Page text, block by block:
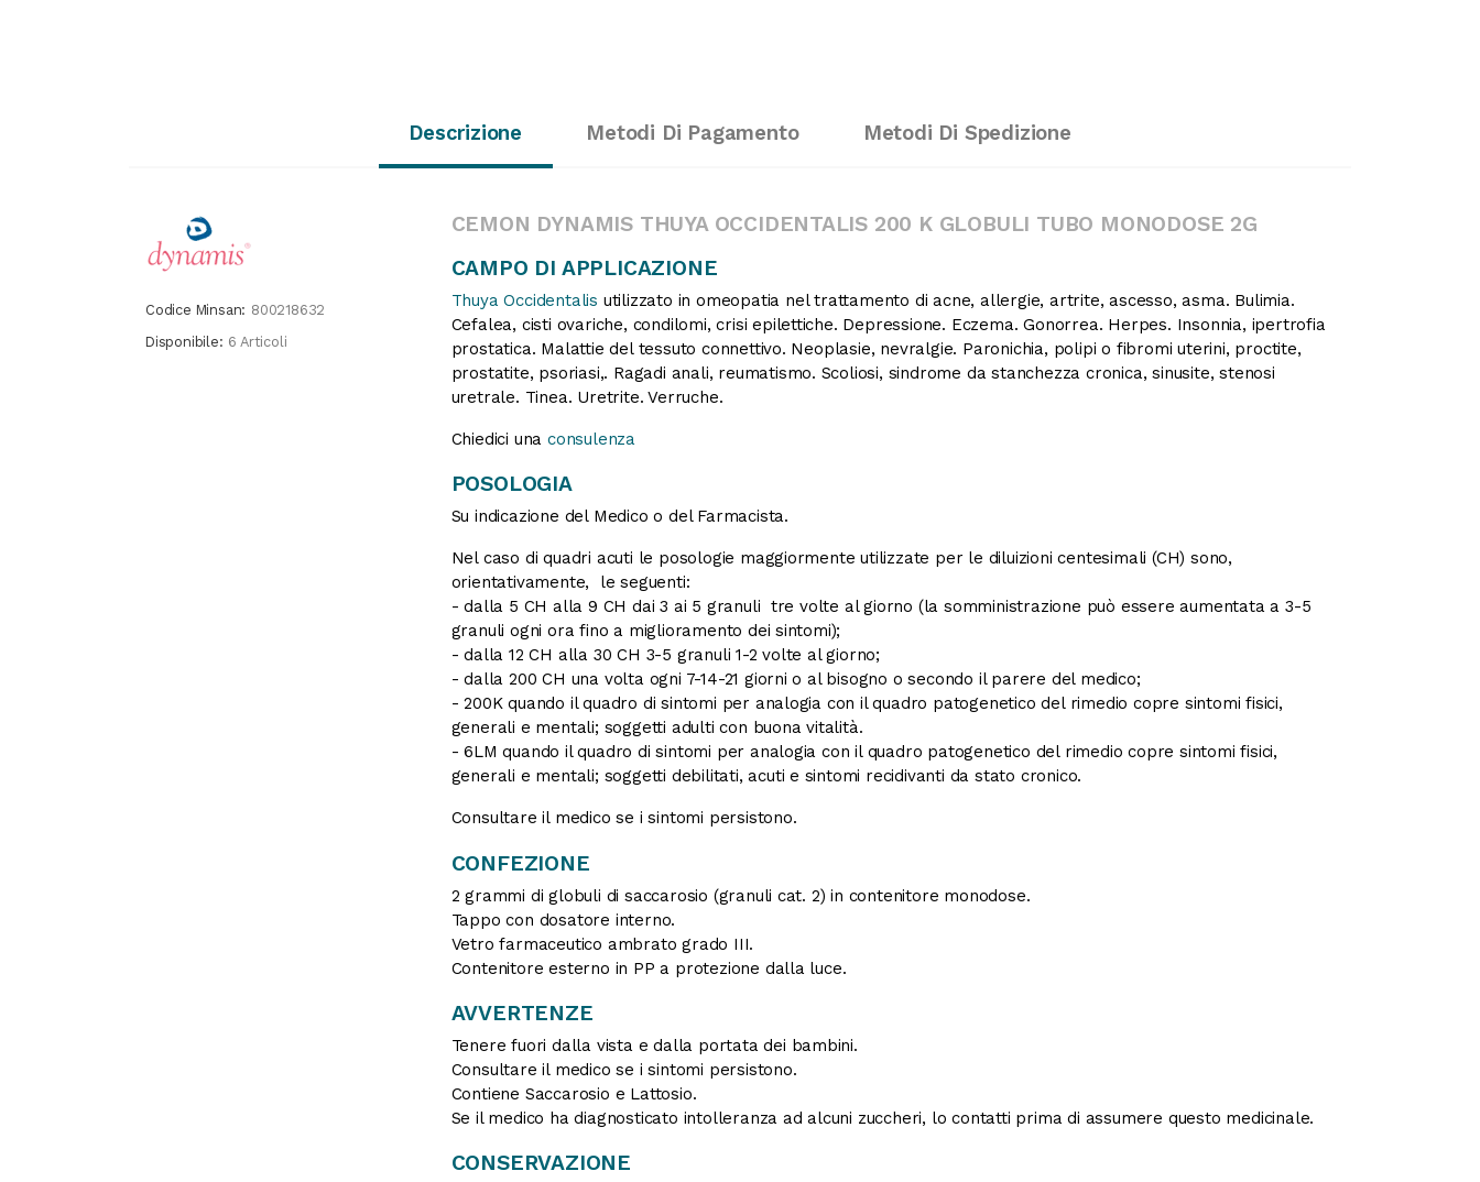
Descrizione Metodi Di Pagamento Metodi Di Spedizione
Codice Minsan: 800218632
Disponibile: 6 Articoli
CEMON DYNAMIS THUYA OCCIDENTALIS 200 K GLOBULI TUBO MONODOSE 2G
CAMPO DI APPLICAZIONE
Thuya Occidentalis utilizzato in omeopatia nel trattamento di acne, allergie, artrite, ascesso, asma. Bulimia.
Cefalea, cisti ovariche, condilomi, crisi epilettiche. Depressione. Eczema. Gonorrea. Herpes. Insonnia, ipertrofia
prostatica. Malattie del tessuto connettivo. Neoplasie, nevralgie. Paronichia, polipi o fibromi uterini, proctite,
prostatite, psoriasi,. Ragadi anali, reumatismo. Scoliosi, sindrome da stanchezza cronica, sinusite, stenosi
uretrale. Tinea. Uretrite. Verruche.
Chiedici una consulenza
POSOLOGIA
Su indicazione del Medico o del Farmacista.
Nel caso di quadri acuti le posologie maggiormente utilizzate per le diluizioni centesimali (CH) sono,
orientativamente, le seguenti:
- dalla 5 CH alla 9 CH dai 3 ai 5 granuli tre volte al giorno (la somministrazione può essere aumentata a 3-5
granuli ogni ora fino a miglioramento dei sintomi);
- dalla 12 CH alla 30 CH 3-5 granuli 1-2 volte al giorno;
- dalla 200 CH una volta ogni 7-14-21 giorni o al bisogno o secondo il parere del medico;
- 200K quando il quadro di sintomi per analogia con il quadro patogenetico del rimedio copre sintomi fisici,
generali e mentali; soggetti adulti con buona vitalità.
- 6LM quando il quadro di sintomi per analogia con il quadro patogenetico del rimedio copre sintomi fisici,
generali e mentali; soggetti debilitati, acuti e sintomi recidivanti da stato cronico.
Consultare il medico se i sintomi persistono.
CONFEZIONE
2 grammi di globuli di saccarosio (granuli cat. 2) in contenitore monodose.
Tappo con dosatore interno.
Vetro farmaceutico ambrato grado III.
Contenitore esterno in PP a protezione dalla luce.
AVVERTENZE
Tenere fuori dalla vista e dalla portata dei bambini.
Consultare il medico se i sintomi persistono.
Contiene Saccarosio e Lattosio.
Se il medico ha diagnosticato intolleranza ad alcuni zuccheri, lo contatti prima di assumere questo medicinale.
CONSERVAZIONE